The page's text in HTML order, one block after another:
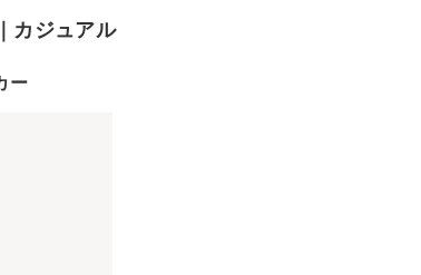
カジュアル
ー